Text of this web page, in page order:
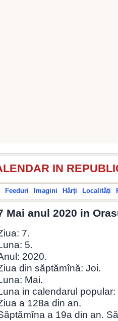
IN
Feeduri Imagini Hărţi Localități
Mai anul 2020 in
7.
5.
2020.
din săptămînă: Joi.
Mai.
in calendarul popular:
a 128a din an.
a 19a din an.